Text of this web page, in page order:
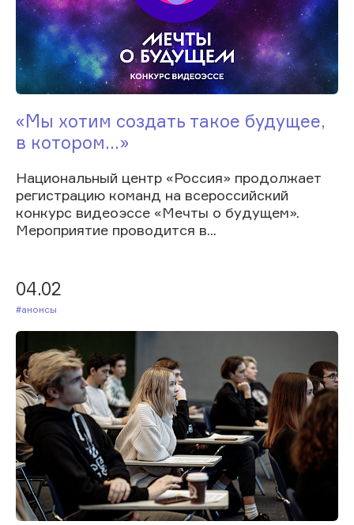
«Мы хотим создать такое будущее,
в котором...»
Национальный центр «Россия» продолжает
регистрацию команд на всероссийский
конкурс видеоэссе «Мечты о будущем».
Мероприятие проводится в...
04.02
#Анонсы